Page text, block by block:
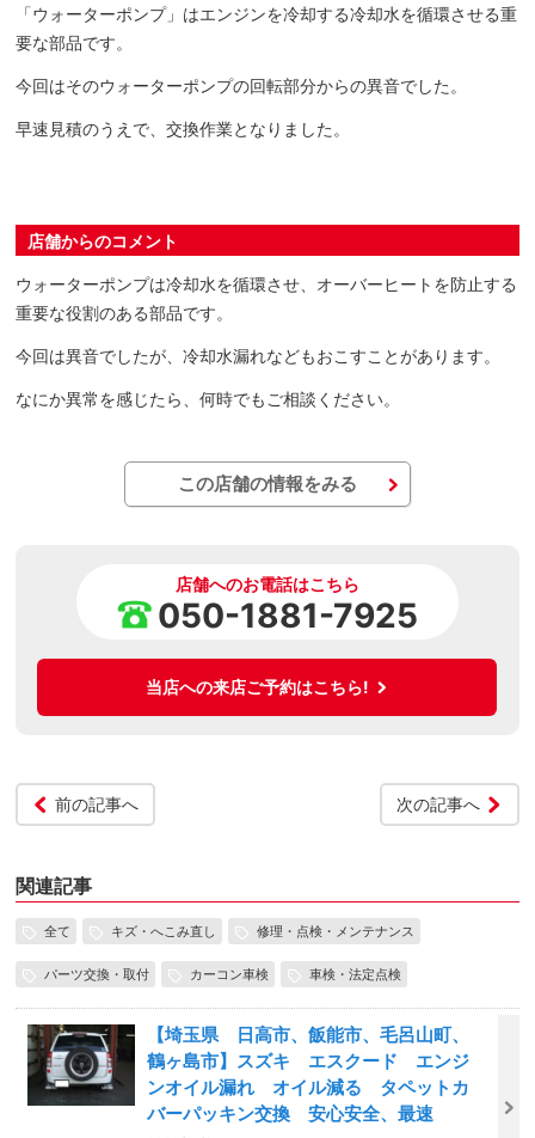
「ウォーターポンプ」はエンジンを冷却する冷却水を循環させる重
要な部品です。
今回はそのウォーターポンプの回転部分からの異音でした。
早速見積のうえで、交換作業となりました。
店舗からのコメント
ウォーターポンプは冷却水を循環させ、オーバーヒートを防止する
重要な役割のある部品です。
今回は異音でしたが、冷却水漏れなどもおこすことがあります。
なにか異常を感じたら、何時でもご相談ください。
この店舗の情報をみる
店舗へのお電話はこちら
050-1881-7925
当店への来店ご予約はこちら!
前の記事へ 次の記事へ
関連記事
全て キズ・へこみ直し 修理・点検・メンテナンス
パーツ交換・取付 カーコン車検 車検・法定点検
【埼玉県 日高市、飯能市、毛呂山町、
鶴ヶ島市】スズキ エスクード エンジ
ンオイル漏れ オイル減る タペットカ
バーパッキン交換 安心安全、最速